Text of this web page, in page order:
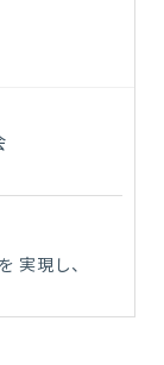
実現し、